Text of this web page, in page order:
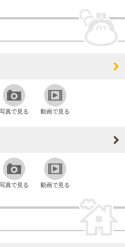
写真で見る 動画で見る
写真で見る 動画で見る